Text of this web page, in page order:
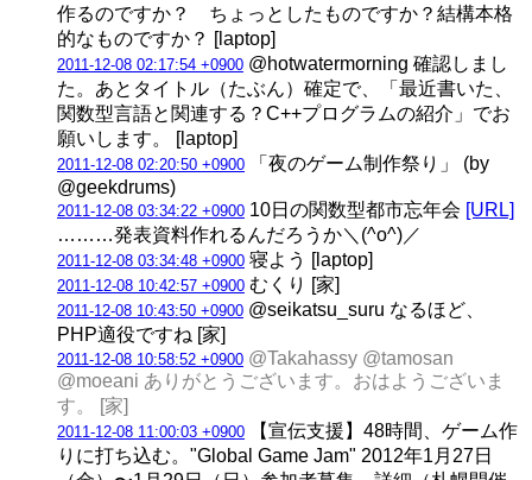
作るのですか？ ちょっとしたものですか？結構本格
的なものですか？ [laptop]
2011-12-08 02:17:54 +0900 @hotwatermorning 確認しまし
た。あとタイトル（たぶん）確定で、「最近書いた、
関数型言語と関連する？C++プログラムの紹介」でお
願いします。 [laptop]
2011-12-08 02:20:50 +0900 「夜のゲーム制作祭り」 (by
@geekdrums)
2011-12-08 03:34:22 +0900 10日の関数型都市忘年会 [URL]
………発表資料作れるんだろうか＼(^o^)／
2011-12-08 03:34:48 +0900 寝よう [laptop]
2011-12-08 10:42:57 +0900 むくり [家]
2011-12-08 10:43:50 +0900 @seikatsu_suru なるほど、
PHP適役ですね [家]
2011-12-08 10:58:52 +0900 @Takahassy @tamosan
@moeani ありがとうございます。おはようございま
す。 [家]
2011-12-08 11:00:03 +0900 【宣伝支援】48時間、ゲーム作
りに打ち込む。"Global Game Jam" 2012年1月27日